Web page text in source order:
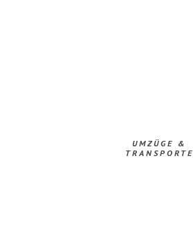
UMZÜGE &
TRANSPORTE